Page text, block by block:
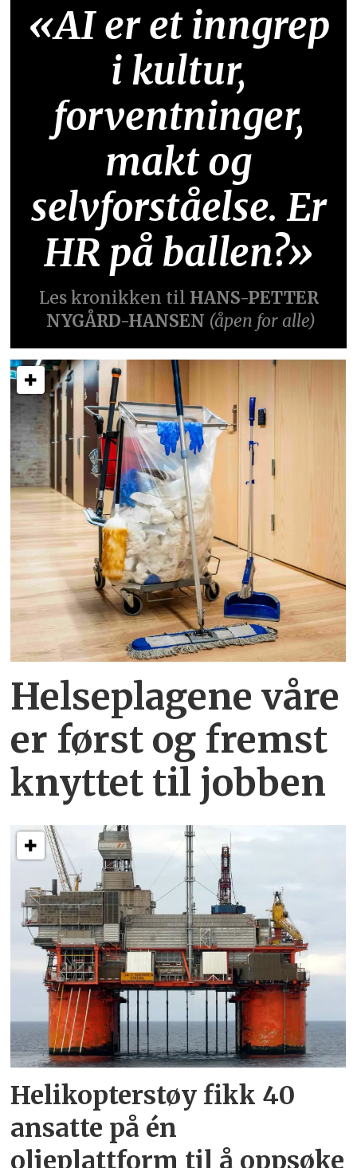
«AI er et inngrep
i kultur,
forventninger,
makt og
selvforståelse. Er
HR på ballen?»
Les kronikken til HANS-PETTER
NYGÅRD-HANSEN (åpen for alle)
Helseplagene våre
er først og fremst
knyttet til jobben
Helikopterstøy fikk 40
ansatte på én
oljeplattform til å oppsøke